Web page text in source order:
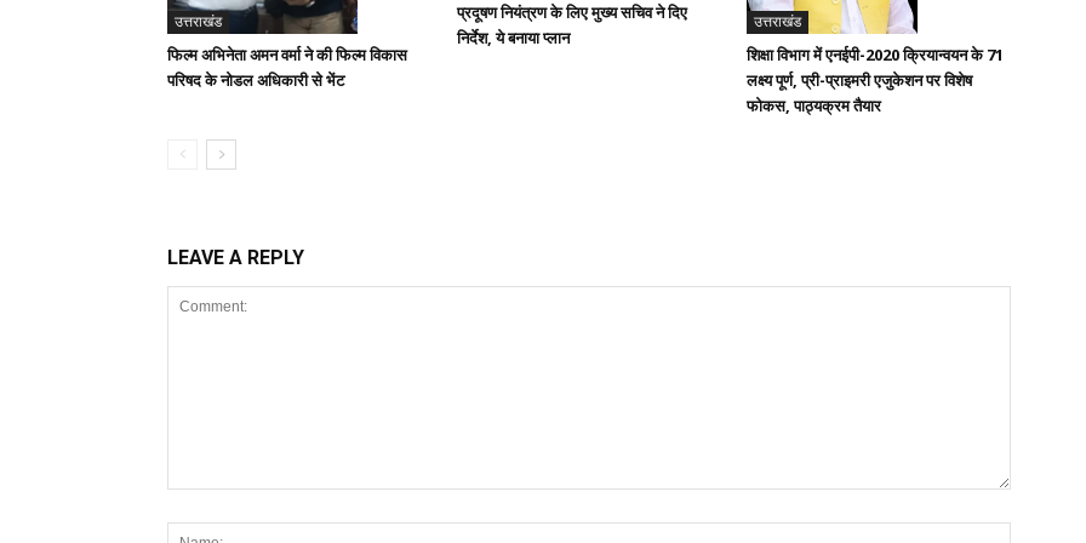
उत्तराखंड
फिल्म अभिनेता अमन वर्मा ने की फिल्म विकास
परिषद के नोडल अधिकारी से भेंट
प्रदूषण नियंत्रण के लिए मुख्य सचिव ने दिए
निर्देश, ये बनाया प्लान
उत्तराखंड
शिक्षा विभाग में एनईपी-2020 क्रियान्वयन के 71
लक्ष्य पूर्ण, प्री-प्राइमरी एजुकेशन पर विशेष
फोकस, पाठ्यक्रम तैयार
LEAVE A REPLY